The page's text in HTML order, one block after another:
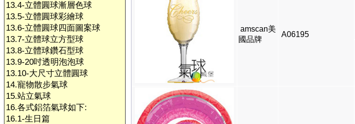
13.4-立體圓球漸層色球
13.5-立體圓球彩繪球
13.6-立體圓球四面圖案球
13.7-立體球立方型球
13.8-立體球鑽石型球
13.9-20吋透明泡泡球
13.10-大尺寸立體圓球
14.寵物散步氣球
15.站立氣球
16.各式鋁箔氣球如下:
16.1-生日篇
amscan美
國品牌
A06195